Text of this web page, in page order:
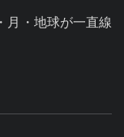
月・地球が一直線